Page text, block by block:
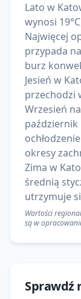
Lato w
wynosi
Najwięcej
przypada
burz
Jesień w
przechodzi
Wrzesień
październik
okresy
Zima w
średnią
utrzymuje
Wartości
są w
Sprawdź